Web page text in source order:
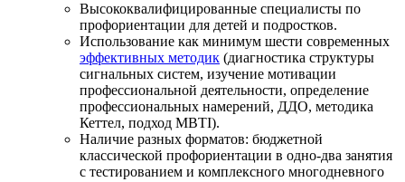
Высококвалифицированные специалисты по
профориентации для детей и подростков.
Использование как минимум шести современных
эффективных методик (диагностика структуры
сигнальных систем, изучение мотивации
профессиональной деятельности, определение
профессиональных намерений, ДДО, методика
Кеттел, подход MBTI).
Наличие разных форматов: бюджетной
классической профориентации в одно-два занятия
с тестированием и комплексного многодневного